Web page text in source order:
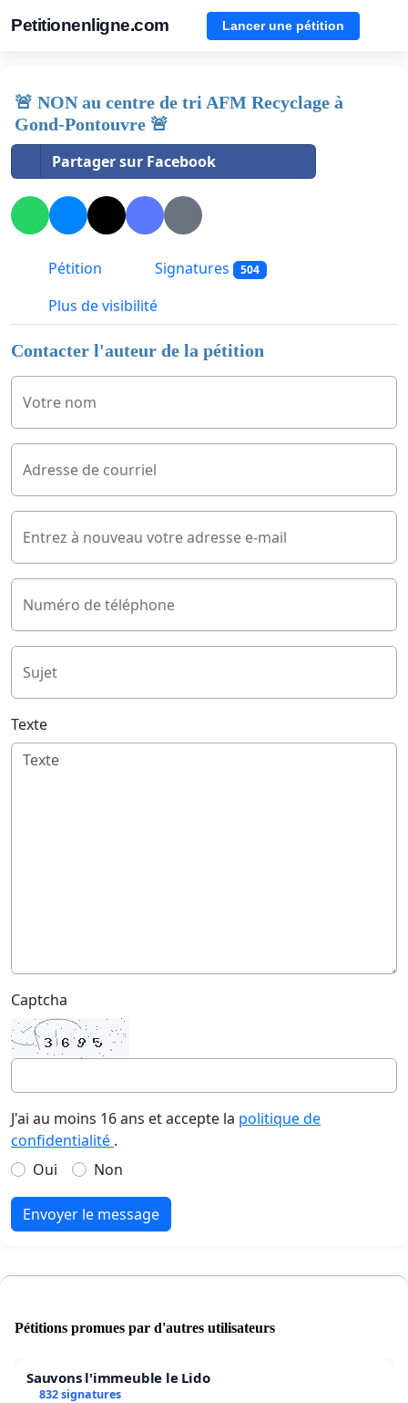
Petitionenligne.com Lancer une pétition
🚨 NON au centre de tri AFM Recyclage à
Gond-Pontouvre 🚨
Partager sur Facebook
Pétition Signatures 504
Plus de visibilité
Contacter l'auteur de la pétition
Votre nom
Adresse de courriel
Entrez à nouveau votre adresse e-mail
Numéro de téléphone
Sujet
Texte
Captcha
J'ai au moins 16 ans et accepte la politique de
confidentialité .
Oui
Non
Envoyer le message
Pétitions promues par d'autres utilisateurs
Sauvons l'immeuble le Lido
832 signatures